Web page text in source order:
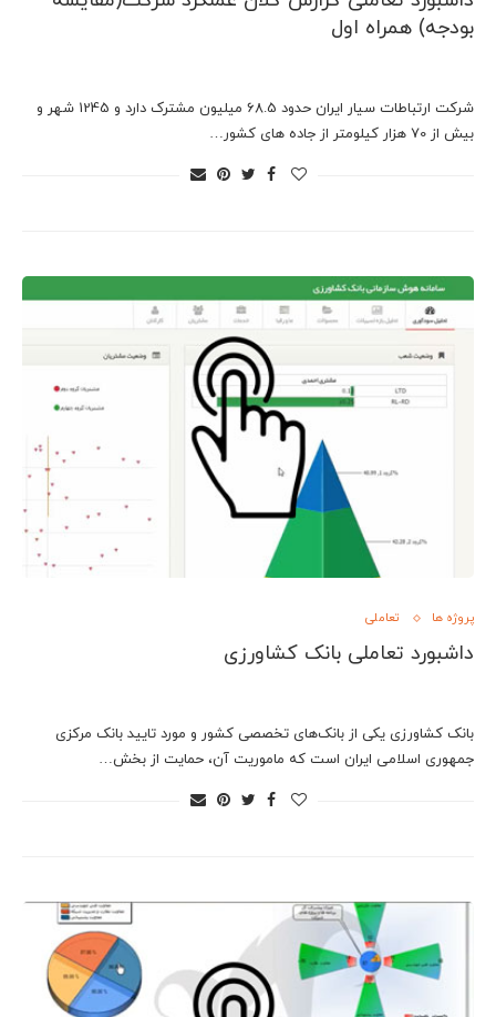
بودجه) همراه اول
شرکت ارتباطات سیار ایران حدود 68.5 میلیون مشترک دارد و 1245 شهر و
بیش از 70 هزار کیلومتر از جاده های کشور…
پروژه ها تعاملی
داشبورد تعاملی بانک کشاورزی
بانک کشاورزی یکی از بانک‌های تخصصی کشور و مورد تایید بانک مرکزی
جمهوری اسلامی ایران است که ماموریت آن، حمایت از بخش…